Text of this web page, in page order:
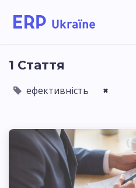
1 Стаття
ефективність ×